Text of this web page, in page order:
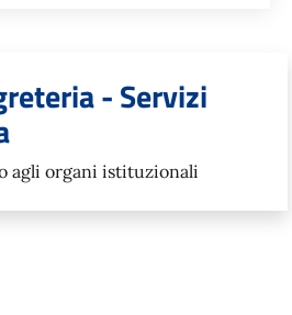
- Servizi
agli organi istituzionali